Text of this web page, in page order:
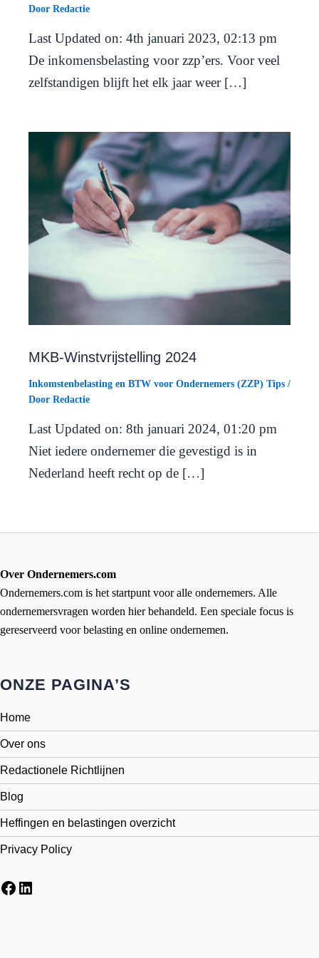
Door Redactie
Last Updated on: 4th januari 2023, 02:13 pm
De inkomensbelasting voor zzp’ers. Voor veel
zelfstandigen blijft het elk jaar weer […]
MKB-Winstvrijstelling 2024
Inkomstenbelasting en BTW voor Ondernemers (ZZP) Tips /
Door Redactie
Last Updated on: 8th januari 2024, 01:20 pm
Niet iedere ondernemer die gevestigd is in
Nederland heeft recht op de […]
Over Ondernemers.com
Ondernemers.com is het startpunt voor alle ondernemers. Alle
ondernemersvragen worden hier behandeld. Een speciale focus is
gereserveerd voor belasting en online ondernemen.
ONZE PAGINA’S
Home
Over ons
Redactionele Richtlijnen
Blog
Heffingen en belastingen overzicht
Privacy Policy
Facebook
LinkedIn